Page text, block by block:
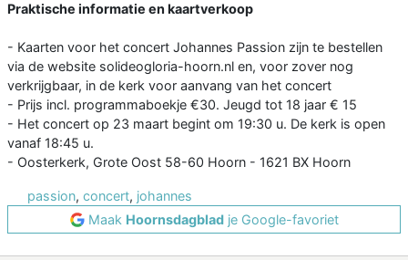
Praktische informatie en kaartverkoop
- Kaarten voor het concert Johannes Passion zijn te bestellen
via de website solideogloria-hoorn.nl en, voor zover nog
verkrijgbaar, in de kerk voor aanvang van het concert
- Prijs incl. programmaboekje €30. Jeugd tot 18 jaar € 15
- Het concert op 23 maart begint om 19:30 u. De kerk is open
vanaf 18:45 u.
- Oosterkerk, Grote Oost 58-60 Hoorn - 1621 BX Hoorn
passion, concert, johannes
Maak Hoornsdagbladje Google-favoriet